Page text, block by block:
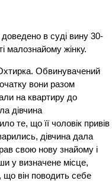
в суді вину 30-
малознайому жінку.
Обвинувачений
вони разом
на квартиру до
дівчина
те, що її чоловік привів
дівчина дала
свою нову знайому і
у визначене місце,
що він поводить себе